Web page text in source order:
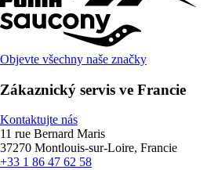
Objevte všechny naše značky
Zákaznický servis ve Francie
Kontaktujte nás
11 rue Bernard Maris
37270 Montlouis-sur-Loire, Francie
+33 1 86 47 62 58